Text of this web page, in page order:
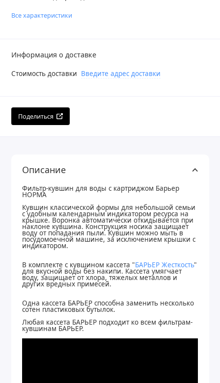
Все характеристики
Информация о доставке
Стоимость доставки Введите адрес доставки
Поделиться
Описание
Фильтр-кувшин для воды с картриджом Барьер
НОРМА
Кувшин классической формы для небольшой семьи
с удобным календарным индикатором ресурса на
крышке. Воронка автоматически откидывается при
наклоне кувшина. Конструкция носика защищает
воду от попадания пыли. Кувшин можно мыть в
посудомоечной машине, за исключением крышки с
индикатором.
В комплекте с кувшином кассета "БАРЬЕР Жесткость"
для вкусной воды без накипи. Кассета умягчает
воду, защищает от хлора, тяжелых металлов и
других вредных примесей.
Одна кассета БАРЬЕР способна заменить несколько
сотен пластиковых бутылок.
Любая кассета БАРЬЕР подходит ко всем фильтрам-
кувшинам БАРЬЕР.